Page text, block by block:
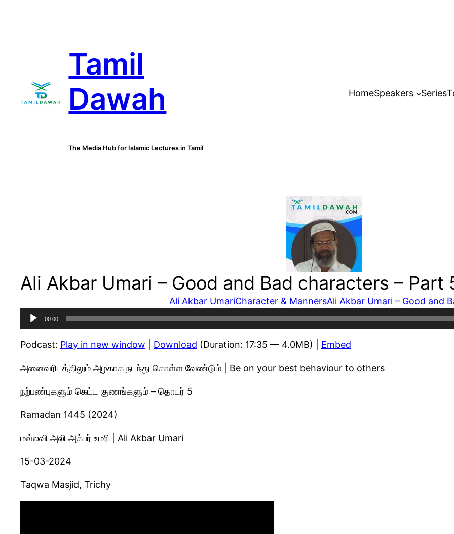
Tamil
Dawah
The Media Hub for Islamic Lectures in Tamil
HomeSpeakers Series
Ali Akbar Umari – Good and Bad characters – Part
Ali Akbar UmariCharacter & MannersAli Akbar Umari – Good and
Audio
Player
00:00
Podcast: Play in new window Download (Duration: 17:35 — 4.0MB) | Embed
அனைவரிடத்திலும் அழகாக நடந்து கொள்ள வேண்டும் | Be on your best behaviour to others
நற்பண்புகளும் கெட்ட குணங்களும் – தொடர் 5
Ramadan 1445 (2024)
மவ்லவி அலி அக்பர் உமரி | Ali Akbar Umari
15-03-2024
Taqwa Masjid, Trichy